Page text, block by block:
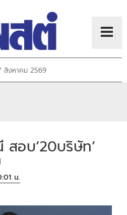
สิงหาคม 2569
สอบ‘20บริษัท’
น.